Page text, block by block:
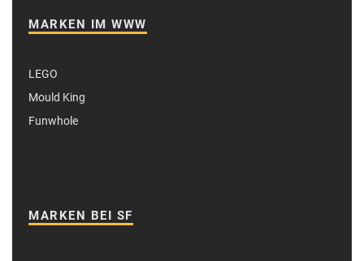
MARKEN IM WWW
LEGO
Mould King
Funwhole
MARKEN BEI SF